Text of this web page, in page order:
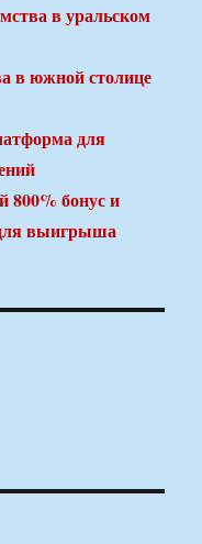
в уральском
в южной столице
для
800% бонус и
выигрыша